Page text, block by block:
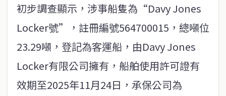
初步調查顯示，涉事船隻為“Davy Jones
Locker號”，註冊編號564700015，總噸位
23.29噸，登記為客運船，由Davy Jones
Locker有限公司擁有，船舶使用許可證有
效期至2025年11月24日，承保公司為